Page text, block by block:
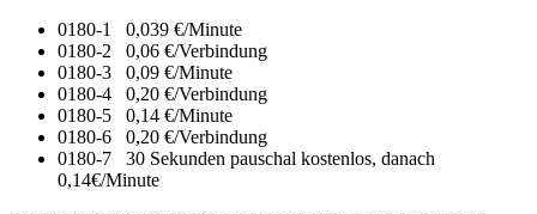
0180-1 0,039 €/Minute
0180-2 0,06 €/Verbindung
0180-3 0,09 €/Minute
0180-4 0,20 €/Verbindung
0180-5 0,14 €/Minute
0180-6 0,20 €/Verbindung
0180-7 30 Sekunden pauschal kostenlos, danach
0,14€/Minute